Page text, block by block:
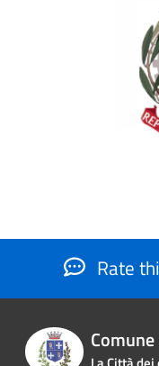
Rate